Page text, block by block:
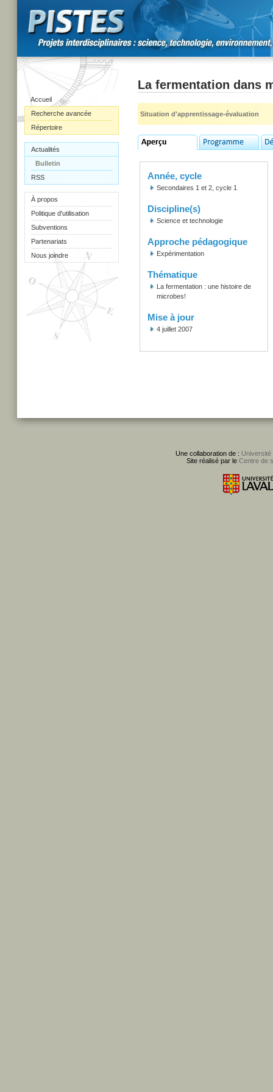
Accueil
Recherche avancée
Répertoire
Actualités
Bulletin
RSS
À propos
Politique d'utilisation
Subventions
Partenariats
Nous joindre
La fermentation dans
Situation d'apprentissage-évaluation
Année, cycle
Secondaires 1 et 2, cycle 1
Discipline(s)
Science et technologie
Approche pédagogique
Expérimentation
Thématique
La fermentation : une histoire de
microbes!
Mise à jour
4 juillet 2007
Une collaboration de : Université
Site réalisé par le Centre de